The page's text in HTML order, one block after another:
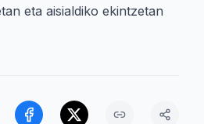
eta aisialdiko ekintzetan